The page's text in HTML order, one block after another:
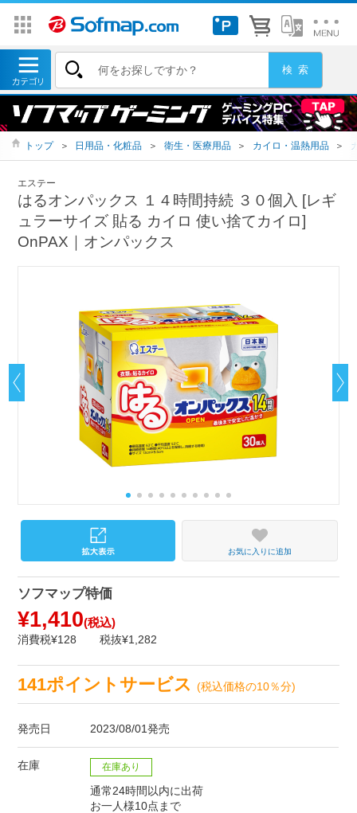
トップ ＞ 日用品・化粧品 ＞ 衛生・医療用品 ＞ カイロ・温熱用品 ＞
エステー
はるオンパックス １４時間持続 ３０個入 [レギ
ュラーサイズ 貼る カイロ 使い捨てカイロ]
OnPAX｜オンパックス
お気に入りに追加
ソフマップ特価
¥1,410(税込)
消費税¥128 税抜¥1,282
141ポイントサービス(税込価格の10％分)
発売日 2023/08/01発売
在庫 在庫あり
通常24時間以内に出荷
お一人様10点まで